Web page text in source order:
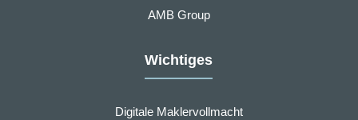
AMB Group
Wichtiges
Digitale Maklervollmacht